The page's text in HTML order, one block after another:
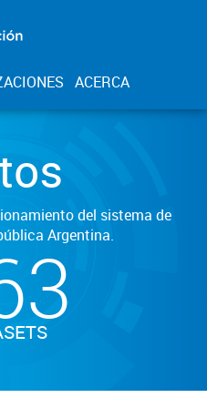
ACERCA
del sistema de
Argentina.